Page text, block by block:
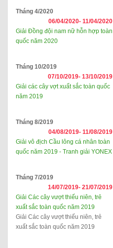
Tháng 4/2020
06/04/2020- 11/04/2020
Giải Đồng đội nam nữ hỗn hợp toàn
quốc năm 2020
Tháng 10/2019
07/10/2019- 13/10/2019
Giải các cây vợt xuất sắc toàn quốc
năm 2019
Tháng 8/2019
04/08/2019- 11/08/2019
Giải vô địch Cầu lông cá nhân toàn
quốc năm 2019 - Tranh giải YONEX
Tháng 7/2019
14/07/2019- 21/07/2019
Giải Các cây vượt thiếu niên, trẻ
xuất sắc toàn quốc năm 2019
Giải Các cây vượt thiếu niên, trẻ
xuất sắc toàn quốc năm 2019